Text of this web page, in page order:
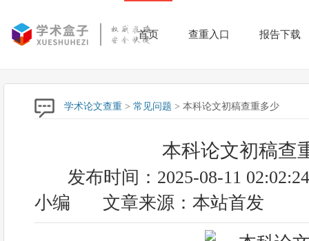
首页 查重入口 报告下载
学术论文查重 > 常见问题 > 本科论文初稿查重多少
本科论文初稿查
发布时间：2025-08-11 02:02:24
小编
文章来源：本站首发